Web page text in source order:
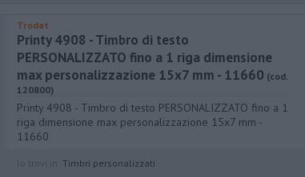
Trodat
Printy 4908 - Timbro di testo
PERSONALIZZATO fino a 1 riga dimensione
max personalizzazione 15x7 mm - 11660 (cod.
120800)
Printy 4908 - Timbro di testo PERSONALIZZATO fino a 1
riga dimensione max personalizzazione 15x7 mm -
11660
Timbri personalizzati